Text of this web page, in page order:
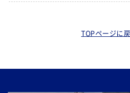
TOPページに